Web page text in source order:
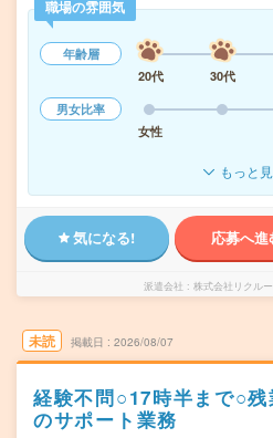
職場の雰囲気
年齢層
20代
30代
男女比率
女性
もっと
気になる! 応募へ進
派遣会社 株式会社リクル
未読 掲載日 2026/08/07
経験不問○17時半まで○
のサポート業務